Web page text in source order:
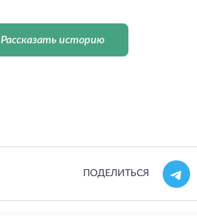
Рассказать историю
ПОДЕЛИТЬСЯ